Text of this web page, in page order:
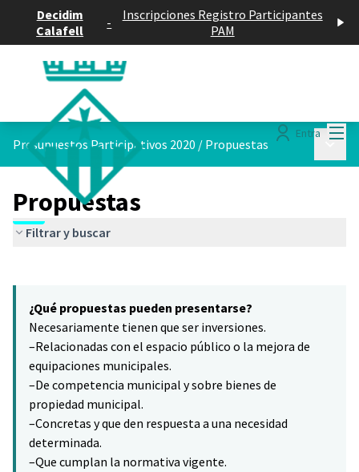
Decidim
Calafell
-
Inscripciones Registro Participantes
PAM
Entra
Presupuestos Participativos 2020 / Propuestas
Propuestas
Filtrar y buscar
−
¿Qué propuestas pueden presentarse?
Necesariamente tienen que ser inversiones.
–Relacionadas con el espacio público o la mejora de
equipaciones municipales.
–De competencia municipal y sobre bienes de
propiedad municipal.
–Concretas y que den respuesta a una necesidad
determinada.
–Que cumplan la normativa vigente.